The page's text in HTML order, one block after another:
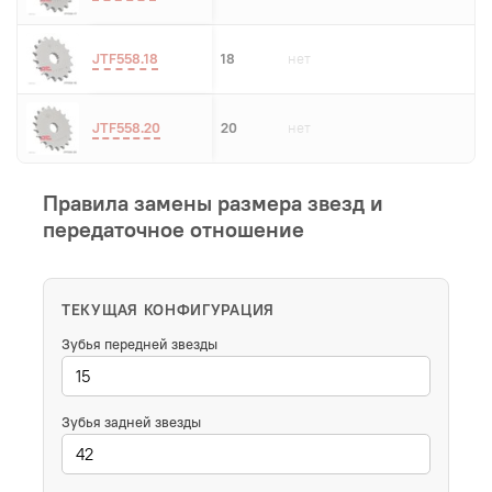
JTF558.18 18 нет
JTF558.20 20 нет
Правила замены размера звезд и
передаточное отношение
ТЕКУЩАЯ КОНФИГУРАЦИЯ
Зубья передней звезды
Зубья задней звезды